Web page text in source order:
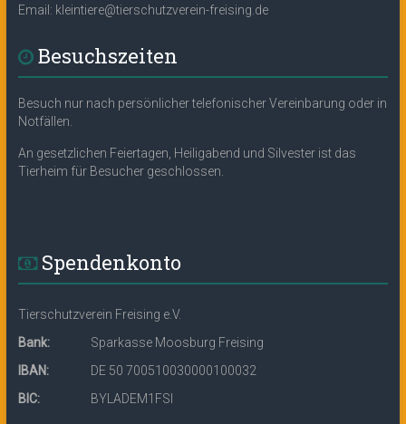
Email: kleintiere@tierschutzverein-freising.de
Besuchszeiten
Besuch nur nach persönlicher telefonischer Vereinbarung oder in
Notfällen.
An gesetzlichen Feiertagen, Heiligabend und Silvester ist das
Tierheim für Besucher geschlossen.
Spendenkonto
Tierschutzverein Freising e.V.
Bank:
Sparkasse Moosburg Freising
IBAN:
DE 50 700510030000100032
BIC:
BYLADEM1FSI